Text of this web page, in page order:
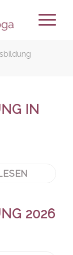
IN
2026